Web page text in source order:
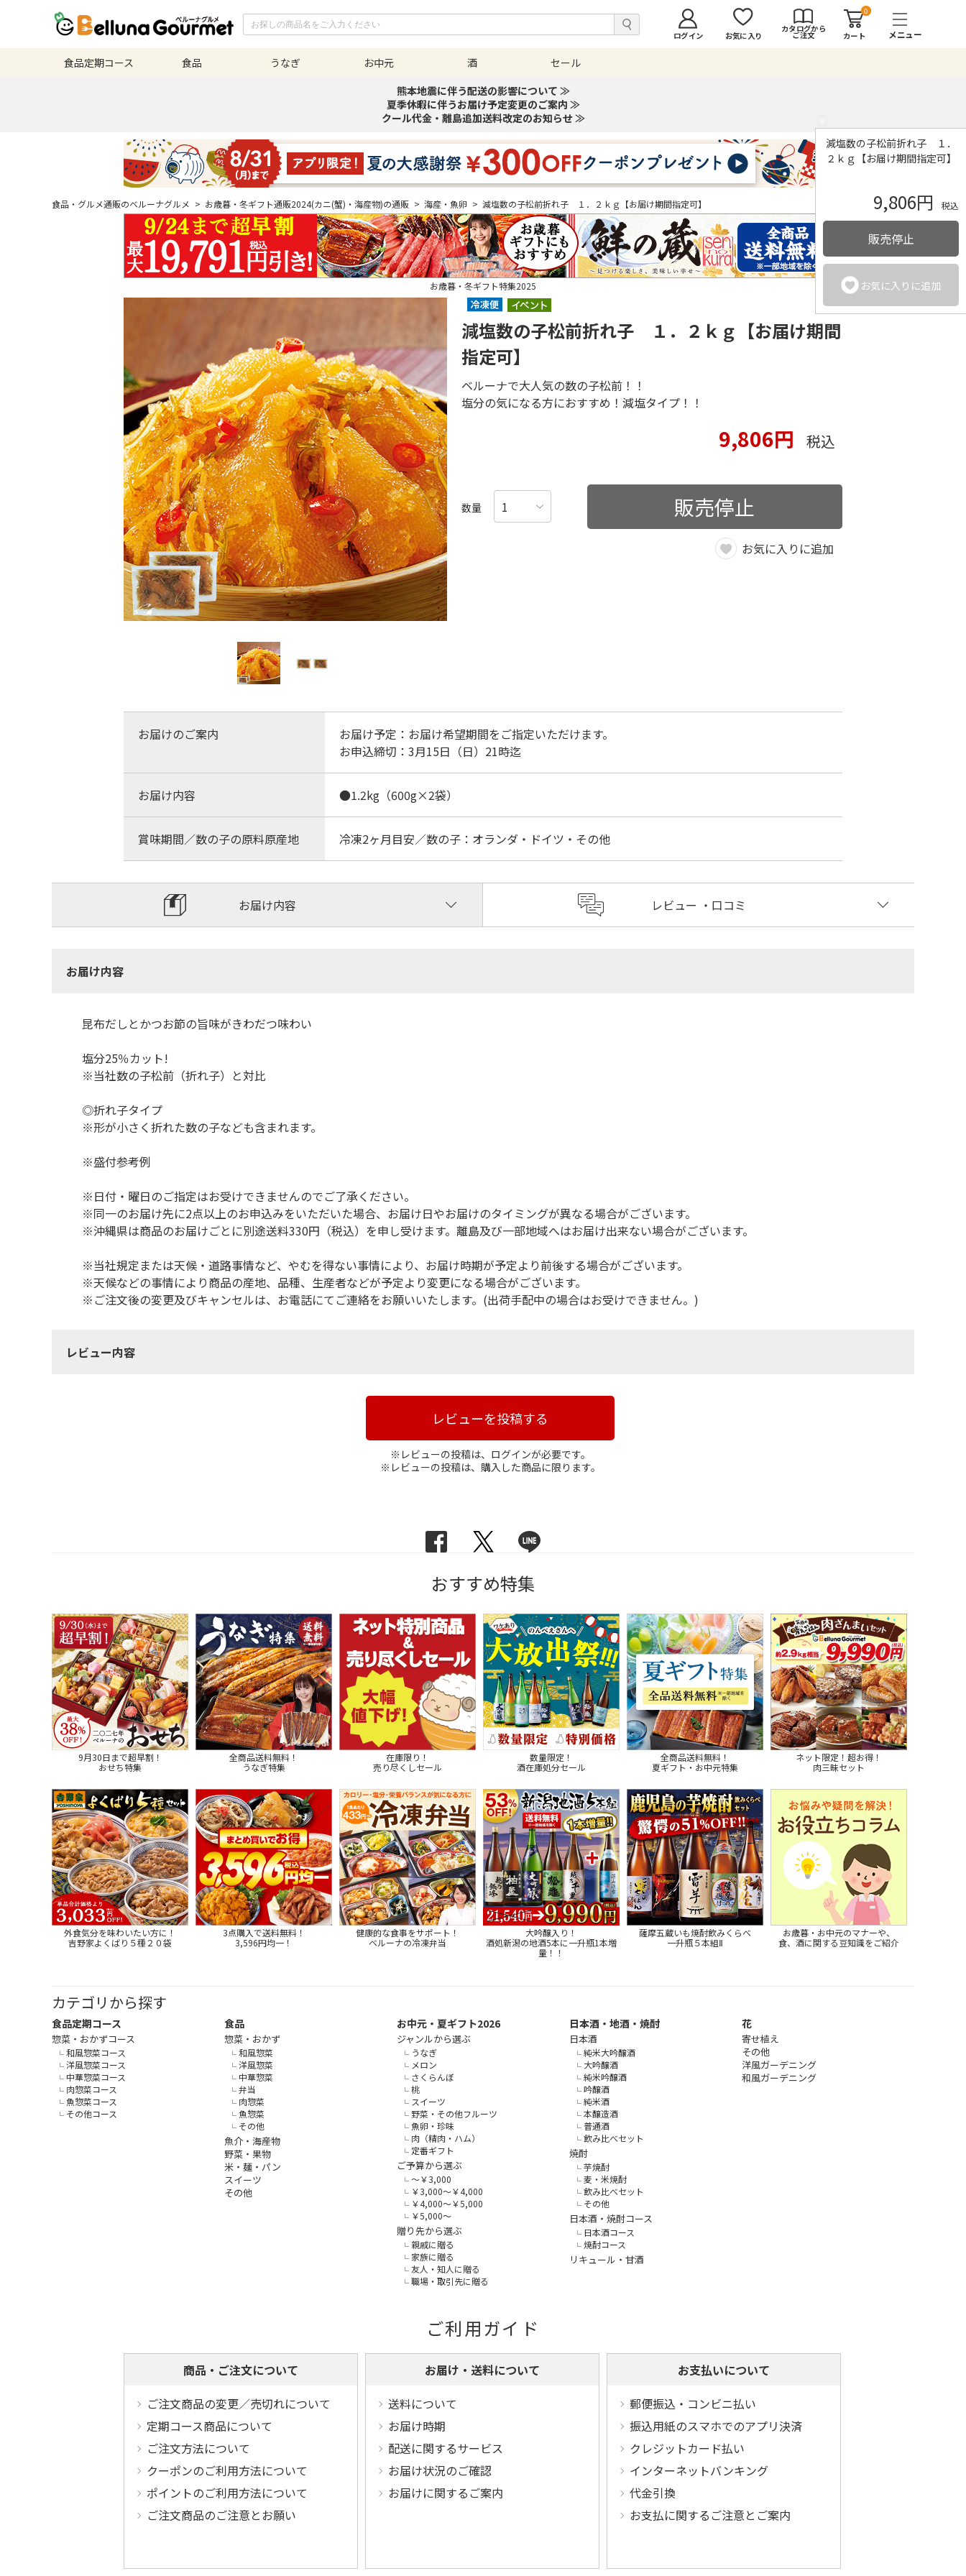
ログイン お気に入り
カタログから
ご注文
0
カート
食品定期コース 食品 うなぎ お中元 酒
セール
熊本地震に伴う配送の影響について ≫
夏季休暇に伴うお届け予定変更のご案内 ≫
クール代金・離島追加送料改定のお知らせ ≫
食品・グルメ通販のベルーナグルメ > お歳暮・冬ギフト通販2024(カニ(蟹)・海産物)の通販 > 海産・魚卵 > 減塩数の子松前折れ子 １．２ｋｇ【お届け期間指定可】
減塩数の子松前折れ子 １．
２ｋｇ【お届け期間指定可】
9,806円 税込
販売停止
お気に入りに追加
お歳暮・冬ギフト特集2025
減塩数の子松前折れ子 １．２ｋｇ【お届け期間
指定可】
ベルーナで大人気の数の子松前！！
塩分の気になる方におすすめ！減塩タイプ！！
9,806円 税込
数量 販売停止
お気に入りに追加
お届けのご案内
お届け予定：お届け希望期間をご指定いただけます。
お申込締切：3月15日（日）21時迄
お届け内容 ●1.2kg（600g×2袋）
賞味期間／数の子の原料原産地 冷凍2ヶ月目安／数の子：オランダ・ドイツ・その他
お届け内容 レビュー ・口コミ
お届け内容
昆布だしとかつお節の旨味がきわだつ味わい
塩分25％カット!
※当社数の子松前（折れ子）と対比
◎折れ子タイプ
※形が小さく折れた数の子なども含まれます。
※盛付参考例
※日付・曜日のご指定はお受けできませんのでご了承ください。
※同一のお届け先に2点以上のお申込みをいただいた場合、お届け日やお届けのタイミングが異なる場合がございます。
※沖縄県は商品のお届けごとに別途送料330円（税込）を申し受けます。離島及び一部地域へはお届け出来ない場合がございます。
※当社規定または天候・道路事情など、やむを得ない事情により、お届け時期が予定より前後する場合がございます。
※天候などの事情により商品の産地、品種、生産者などが予定より変更になる場合がございます。
※ご注文後の変更及びキャンセルは、お電話にてご連絡をお願いいたします。(出荷手配中の場合はお受けできません。)
レビュー内容
レビューを投稿する
※レビューの投稿は、ログインが必要です。
※レビューの投稿は、購入した商品に限ります。
おすすめ特集
9月30日まで超早割！
おせち特集
全商品送料無料！
うなぎ特集
在庫限り！
売り尽くしセール
数量限定！
酒在庫処分セール
全商品送料無料！
夏ギフト・お中元特集
ネット限定！超お得！
肉三昧セット
外食気分を味わいたい方に！
吉野家よくばり５種２０袋
3点購入で送料無料！
3,596円均一！
健康的な食事をサポート！
ベルーナの冷凍弁当
大吟醸入り！
酒処新潟の地酒5本に一升瓶1本増
量！！
薩摩五蔵いも焼酎飲みくらべ
一升瓶５本組Ⅱ
お歳暮・お中元のマナーや、
食、酒に関する豆知識をご紹介
カテゴリから探す
食品定期コース
惣菜・おかずコース
和風惣菜コース
洋風惣菜コース
中華惣菜コース
肉惣菜コース
魚惣菜コース
その他コース
食品
惣菜・おかず
和風惣菜
洋風惣菜
中華惣菜
弁当
肉惣菜
魚惣菜
その他
魚介・海産物
野菜・果物
米・麺・パン
スイーツ
その他
お中元・夏ギフト2026
ジャンルから選ぶ
うなぎ
メロン
さくらんぼ
桃
スイーツ
野菜・その他フルーツ
魚卵・珍味
肉（精肉・ハム）
定番ギフト
ご予算から選ぶ
～￥3,000
￥3,000～￥4,000
￥4,000～￥5,000
￥5,000～
贈り先から選ぶ
親戚に贈る
家族に贈る
友人・知人に贈る
職場・取引先に贈る
日本酒・地酒・焼酎
日本酒
純米大吟醸酒
大吟醸酒
純米吟醸酒
吟醸酒
純米酒
本醸造酒
普通酒
飲み比べセット
焼酎
芋焼酎
麦・米焼酎
飲み比べセット
その他
日本酒・焼酎コース
日本酒コース
焼酎コース
リキュール・甘酒
花
寄せ植え
その他
洋風ガーデニング
和風ガーデニング
ご利用ガイド
商品・ご注文について
ご注文商品の変更／売切れについて
定期コース商品について
ご注文方法について
クーポンのご利用方法について
ポイントのご利用方法について
ご注文商品のご注意とお願い
お届け・送料について
送料について
お届け時期
配送に関するサービス
お届け状況のご確認
お届けに関するご案内
お支払いについて
郵便振込・コンビニ払い
振込用紙のスマホでのアプリ決済
クレジットカード払い
インターネットバンキング
代金引換
お支払に関するご注意とご案内